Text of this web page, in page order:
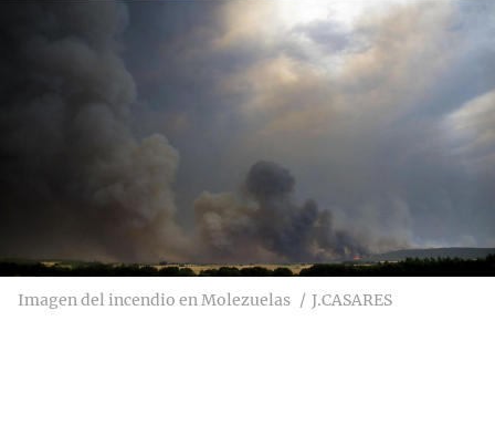
Imagen del incendio en Molezuelas J.CASARES